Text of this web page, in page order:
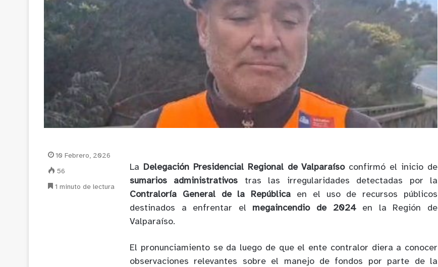
La Delegación Presidencial Regional de Valparaísoconfirmó el inicio de
sumarios administrativos tras las irregularidades detectadas por la
Contraloría General de la República en el uso de recursos públicos
destinados a enfrentar el megaincendio de 2024en la Región de
Valparaíso.
El pronunciamiento se da luego de que el ente contralor diera a conocer
observaciones relevantes sobre el manejo de fondos por parte de la
10 Febrero, 2026
56
1 minuto de lectura